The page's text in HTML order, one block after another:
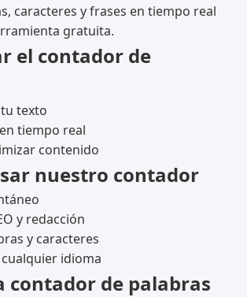
caracteres y frases en tiempo real
gratuita.
el contador de
texto
tiempo real
contenido
nuestro contador
y redacción
y caracteres
idioma
contador de palabras